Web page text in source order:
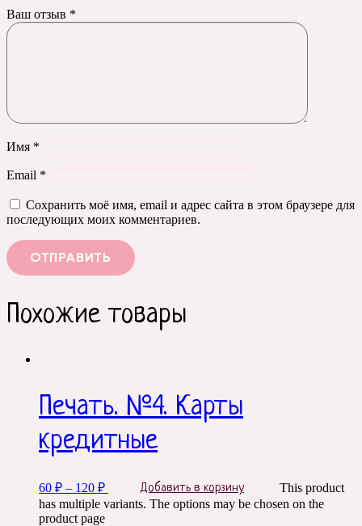
Ваш отзыв *
Имя *
Email *
Сохранить моё имя, email и адрес сайта в этом браузере для
последующих моих комментариев.
Похожие товары
Печать. №4. Карты
кредитные
60 ₽ – 120 ₽ Добавить в корзину
This product
has multiple variants. The options may be chosen on the
product page